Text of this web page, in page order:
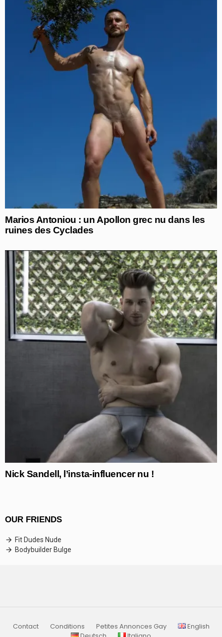
Marios Antoniou : un Apollon grec nu dans les
ruines des Cyclades
Nick Sandell, l’insta-influencer nu !
OUR FRIENDS
Fit Dudes Nude
Bodybuilder Bulge
Contact Conditions Petites Annonces Gay
English